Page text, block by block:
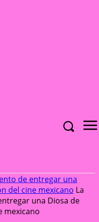
de entregar una
del cine mexicano La
una Diosa de
mexicano